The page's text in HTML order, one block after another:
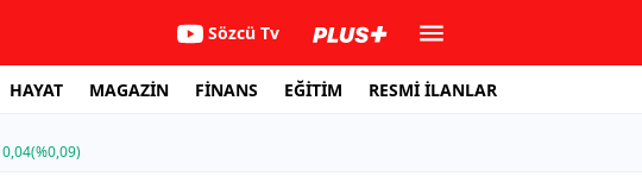
Sözcü Tv
HAYAT MAGAZİN FİNANS EĞİTİM RESMİ İLANLAR
0,04(%0,09)